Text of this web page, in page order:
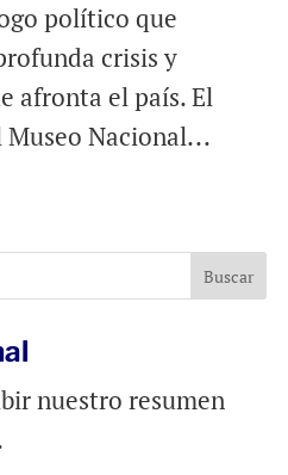
político que
crisis y
afronta el país. El
Museo Nacional...
nuestro resumen